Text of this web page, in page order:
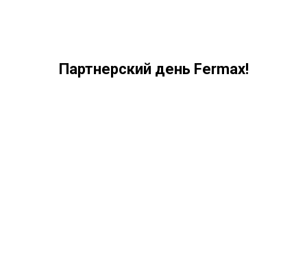
Партнерский день Fermax!